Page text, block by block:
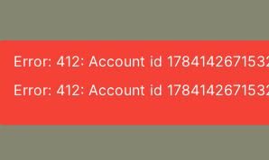
Error: 412: Account id
Error: 412: Account id